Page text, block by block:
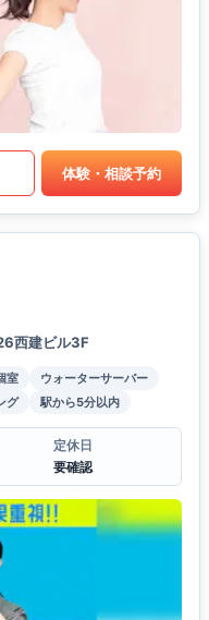
体験・相談予約
西建ビル3F
室
ウォーターサーバー
グ 駅から5分以内
定休日
要確認